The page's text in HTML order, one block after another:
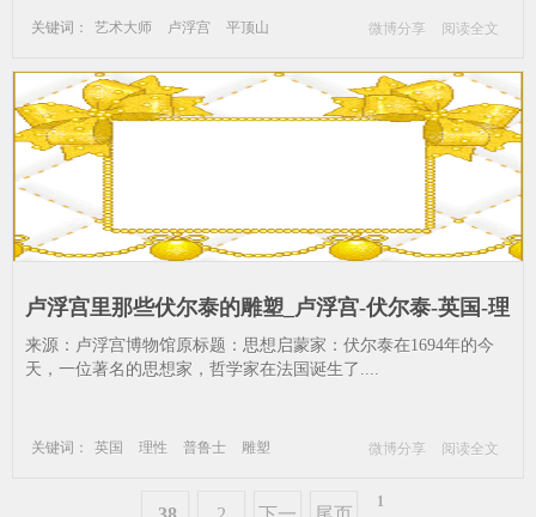
关键词： 艺术大师 卢浮宫 平顶山 微博分享 阅读全文
卢浮宫里那些伏尔泰的雕塑_卢浮宫-伏尔泰-英国-理
性-普鲁士
来源：卢浮宫博物馆原标题：思想启蒙家：伏尔泰在1694年的今
天，一位著名的思想家，哲学家在法国诞生了....
关键词： 英国 理性 普鲁士
雕塑
微博分享 阅读全文
1